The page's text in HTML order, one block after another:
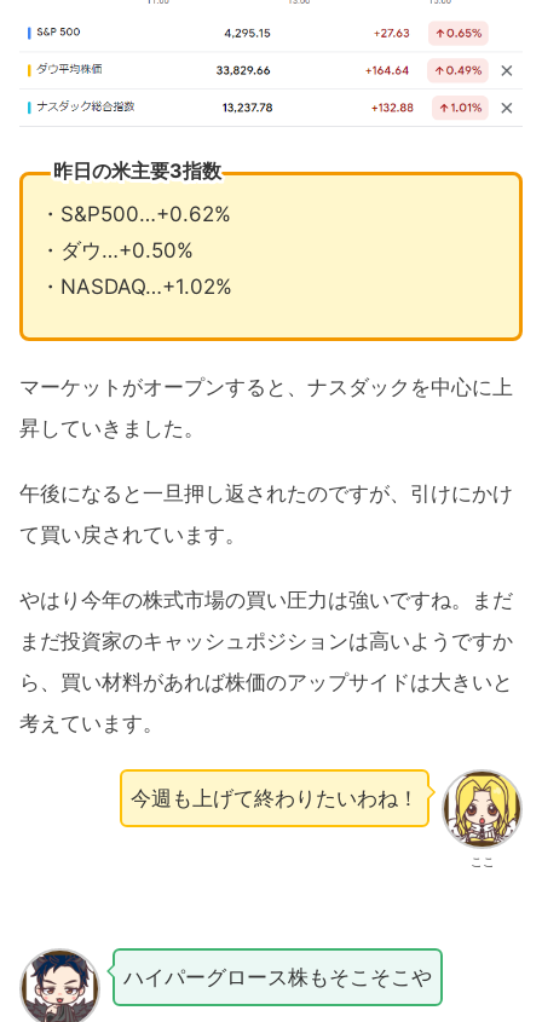
昨日の米主要3指数
・S&P500…+0.62%
・ダウ…+0.50%
・NASDAQ…+1.02%
マーケットがオープンすると、ナスダックを中心に上
昇していきました。
午後になると一旦押し返されたのですが、引けにかけ
て買い戻されています。
やはり今年の株式市場の買い圧力は強いですね。まだ
まだ投資家のキャッシュポジションは高いようですか
ら、買い材料があれば株価のアップサイドは大きいと
考えています。
ここ
今週も上げて終わりたいわね！
ハイパーグロース株もそこそこや